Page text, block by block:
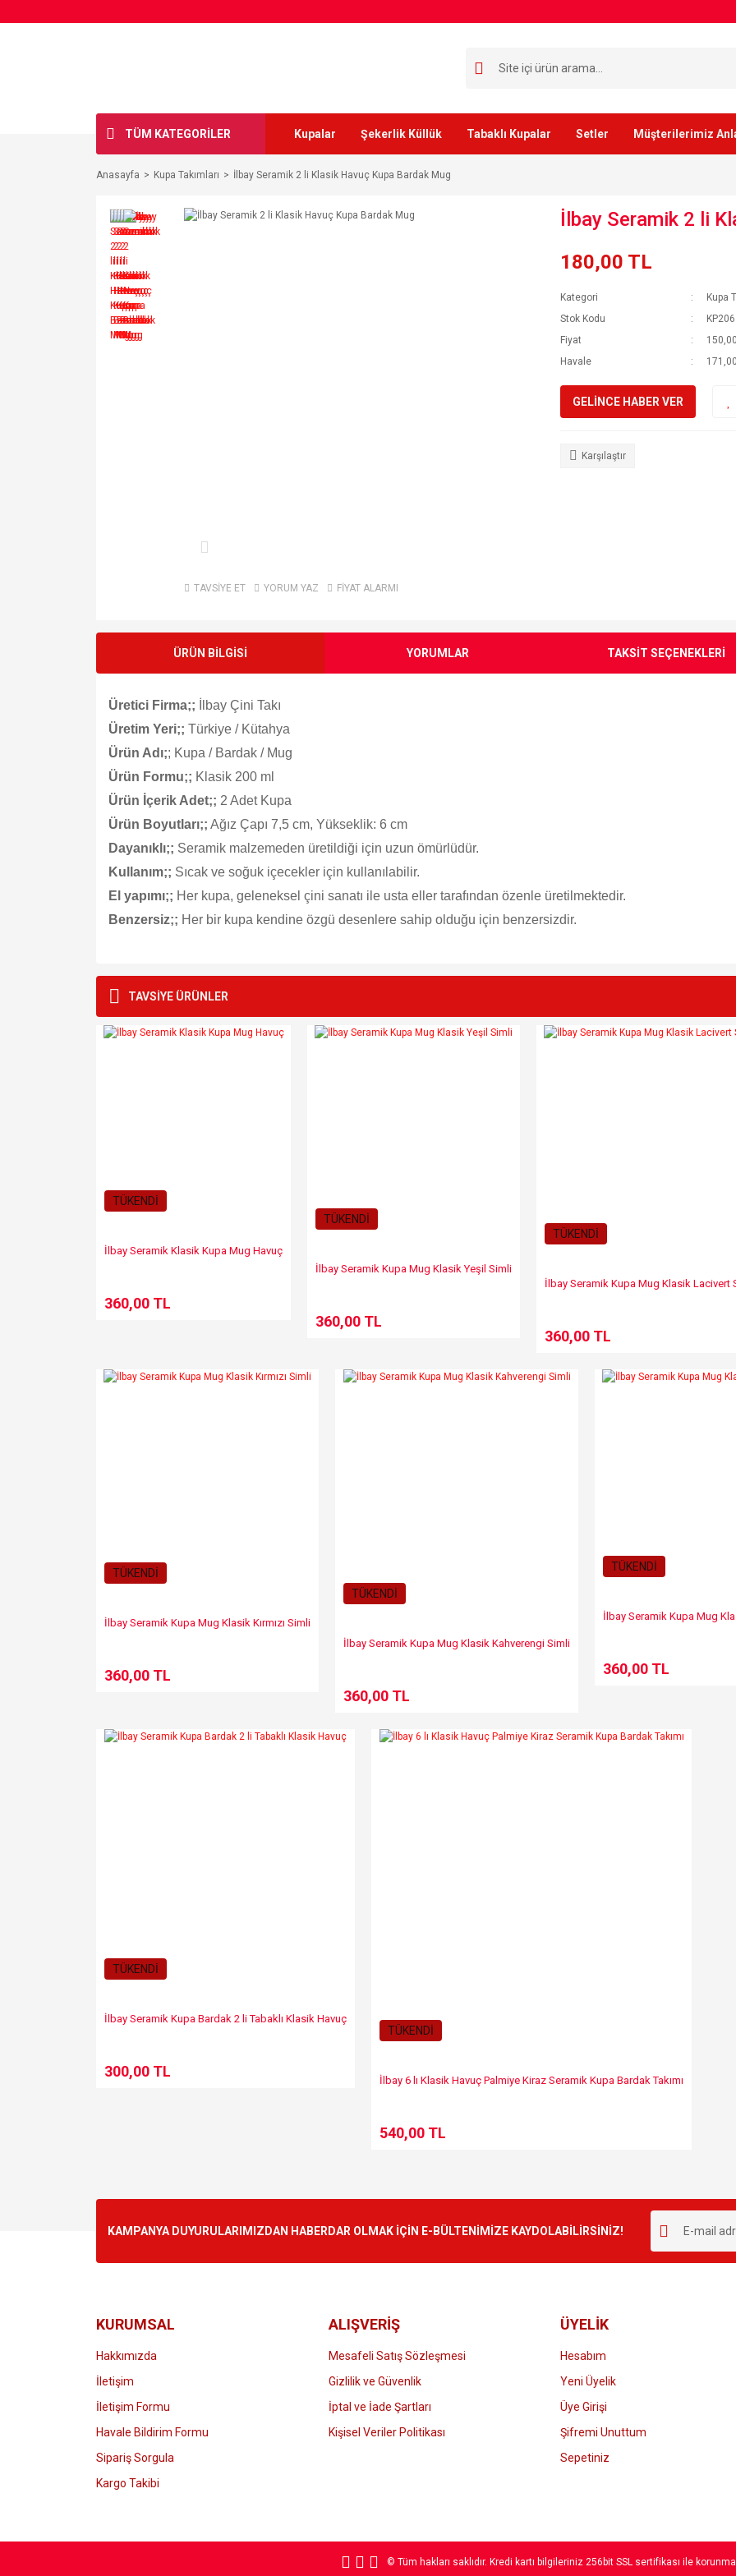
TÜM KATEGORİLER Kupalar Şekerlik Küllük Tabaklı Kupalar Setler Müşterilerimiz
Anasayfa Kupa Takımları İlbay Seramik 2 li Klasik Havuç Kupa Bardak Mug
TAVSİYE ET YORUM YAZ FİYAT ALARMI
İlbay Seramik 2 li
180,00 TL
Kategori
Kupa
Stok Kodu
Fiyat
Havale
GELİNCE HABER VER
Karşılaştır
ÜRÜN BİLGİSİ YORUMLAR TAKSİT SEÇENEKLERİ
Üretici Firma;; İlbay Çini Takı
Üretim Yeri;; Türkiye / Kütahya
Ürün Adı;; Kupa / Bardak / Mug
Ürün Formu;; Klasik 200 ml
Ürün İçerik Adet;; 2 Adet Kupa
Ürün Boyutları;; Ağız Çapı 7,5 cm, Yükseklik: 6 cm
Dayanıklı;; Seramik malzemeden üretildiği için uzun ömürlüdür.
Kullanım;; Sıcak ve soğuk içecekler için kullanılabilir.
El yapımı;; Her kupa, geleneksel çini sanatı ile usta eller tarafından özenle üretilmektedir.
Benzersiz;; Her bir kupa kendine özgü desenlere sahip olduğu için benzersizdir.
Ürün resmi kalitesiz, bozuk veya görüntülenemiyor.
Gönder
TAVSİYE ÜRÜNLER
TÜKENDİ
İlbay Seramik Klasik Kupa Mug Havuç
360,00 TL
TÜKENDİ
İlbay Seramik Kupa Mug Klasik Yeşil Simli
360,00 TL
TÜKENDİ
İlbay Seramik Kupa Mug Klasik Lacivert
360,00 TL
TÜKENDİ
İlbay Seramik Kupa Mug Klasik Kırmızı Simli
360,00 TL
TÜKENDİ
İlbay Seramik Kupa Mug Klasik Kahverengi Simli
360,00 TL
TÜKENDİ
İlbay Seramik Kupa Mug
360,00 TL
TÜKENDİ
İlbay Seramik Kupa Bardak 2 li Tabaklı Klasik Havuç
300,00 TL
TÜKENDİ
İlbay 6 lı Klasik Havuç Palmiye Kiraz Seramik Kupa Bardak Takımı
540,00 TL
KAMPANYA DUYURULARIMIZDAN HABERDAR OLMAK İÇİN E-BÜLTENİMİZE KAYDOLABİLİRSİNİZ!
KURUMSAL
Hakkımızda
İletişim
İletişim Formu
Havale Bildirim Formu
Sipariş Sorgula
Kargo Takibi
ALIŞVERİŞ
Mesafeli Satış Sözleşmesi
Gizlilik ve Güvenlik
İptal ve İade Şartları
Kişisel Veriler Politikası
ÜYELİK
Hesabım
Yeni Üyelik
Üye Girişi
Şifremi Unuttum
Sepetiniz
© Tüm hakları saklıdır. Kredi kartı bilgileriniz 256bit SSL sertifikası ile